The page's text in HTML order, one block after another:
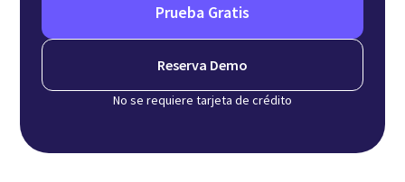
Prueba Gratis
Reserva Demo
No se requiere tarjeta de crédito